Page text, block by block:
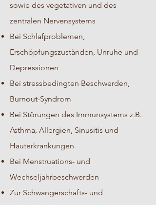
sowie des vegetativen und des
zentralen Nervensystems
Bei Schlafproblemen,
Erschöpfungszuständen, Unruhe und
Depressionen
Bei stressbedingten Beschwerden,
Burnout-Syndrom
Bei Störungen des Immunsystems z.B.
Asthma, Allergien, Sinusitis und
Hauterkrankungen
Bei Menstruations- und
Wechseljahrbeschwerden
Zur Schwangerschafts- und